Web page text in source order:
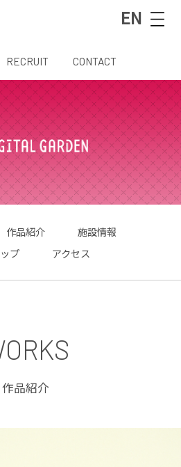
EN
RECRUIT CONTACT
作品紹介
施設情報
プ
アクセス
作品紹介